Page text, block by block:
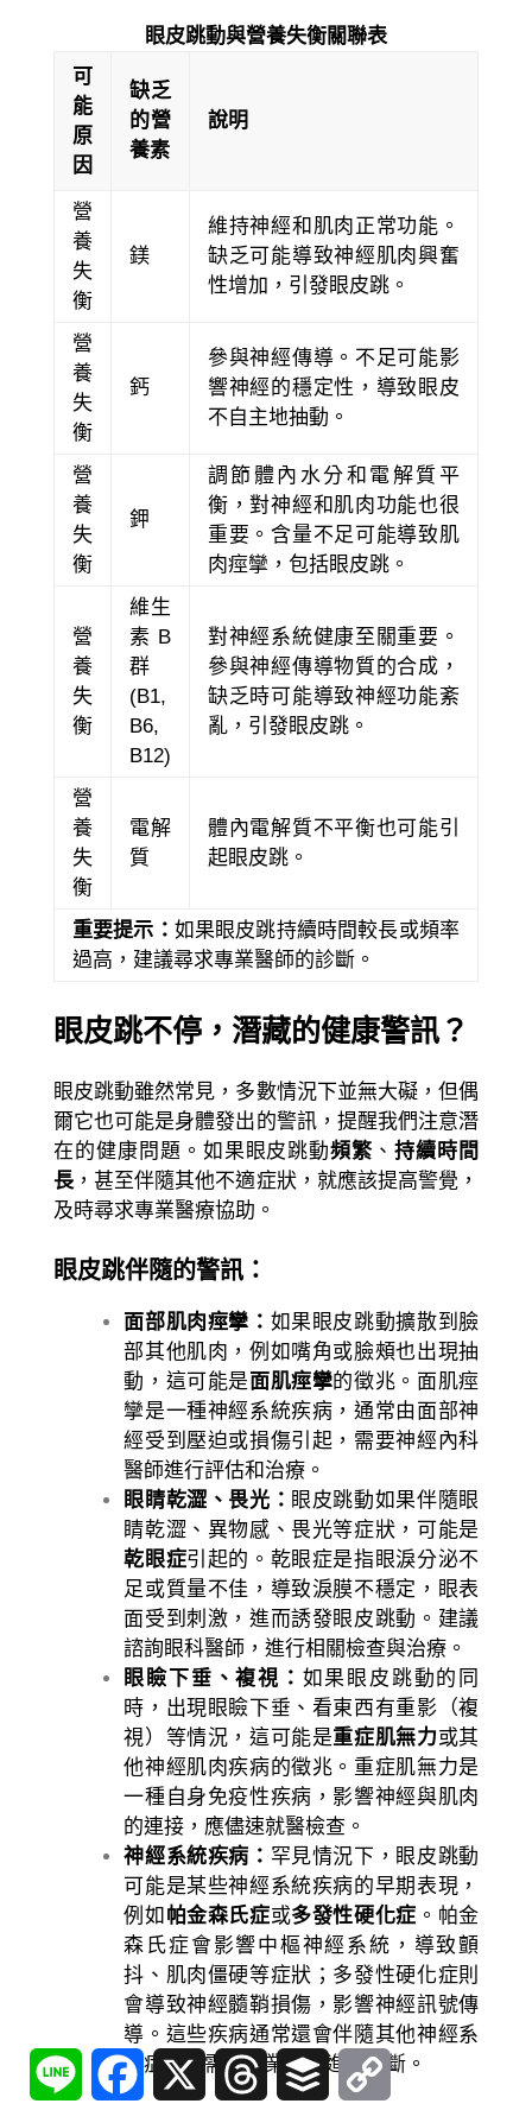
眼皮跳動與營養失衡關聯表
可
能
原
因
缺乏
的營
養素
說明
營
養
失
衡
鎂
維持神經和肌肉正常功能。
缺乏可能導致神經肌肉興奮
性增加，引發眼皮跳。
營
養
失
衡
鈣
參與神經傳導。不足可能影
響神經的穩定性，導致眼皮
不自主地抽動。
營
養
失
衡
鉀
調節體內水分和電解質平
衡，對神經和肌肉功能也很
重要。含量不足可能導致肌
肉痙攣，包括眼皮跳。
營
養
失
衡
維生
素B
群
(B1,
B6,
B12)
對神經系統健康至關重要。
參與神經傳導物質的合成，
缺乏時可能導致神經功能紊
亂，引發眼皮跳。
營
養
失
衡
電解
質
體內電解質不平衡也可能引
起眼皮跳。
重要提示： 如果眼皮跳持續時間較長或頻率
過高，建議尋求專業醫師的診斷。
眼皮跳不停，潛藏的健康警訊？
眼皮跳動雖然常見，多數情況下並無大礙，但偶
爾它也可能是身體發出的警訊，提醒我們注意潛
在的健康問題。如果眼皮跳動頻繁 、持續時間
長，甚至伴隨其他不適症狀，就應該提高警覺，
及時尋求專業醫療協助。
眼皮跳伴隨的警訊：
面部肌肉痙攣： 如果眼皮跳動擴散到臉
部其他肌肉，例如嘴角或臉頰也出現抽
動，這可能是面肌痙攣的徵兆。面肌痙
攣是一種神經系統疾病，通常由面部神
經受到壓迫或損傷引起，需要神經內科
醫師進行評估和治療。
眼睛乾澀、畏光： 眼皮跳動如果伴隨眼
睛乾澀、異物感、畏光等症狀，可能是
乾眼症引起的。乾眼症是指眼淚分泌不
足或質量不佳，導致淚膜不穩定，眼表
面受到刺激，進而誘發眼皮跳動。建議
諮詢眼科醫師，進行相關檢查與治療。
眼瞼下垂、複視： 如果眼皮跳動的同
時，出現眼瞼下垂、看東西有重影（複
視）等情況，這可能是重症肌無力或其
他神經肌肉疾病的徵兆。重症肌無力是
一種自身免疫性疾病，影響神經與肌肉
的連接，應儘速就醫檢查。
神經系統疾病： 罕見情況下，眼皮跳動
可能是某些神經系統疾病的早期表現，
例如 帕金森氏症或多發性硬化症 。帕金
森氏症會影響中樞神經系統，導致顫
抖、肌肉僵硬等症狀；多發性硬化症則
會導致神經髓鞘損傷，影響神經訊號傳
導。這些疾病通常還會伴隨其他神經系
統症狀，需要專業醫師進行診斷。
Line Facebook
X ThreadsBuffer Copy
Link